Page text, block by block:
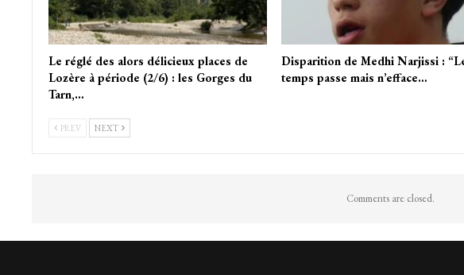
Le réglé des alors délicieux places de
Lozère à période (2/6) : les Gorges du
Tarn,…
Disparition de Medhi Narjissi :
temps passe mais n’efface…
PREV NEXT
Comments are closed.